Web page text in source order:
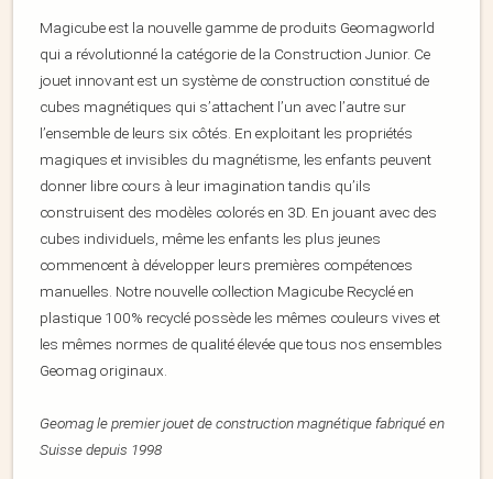
Magicube est la nouvelle gamme de produits Geomagworld
qui a révolutionné la catégorie de la Construction Junior. Ce
jouet innovant est un système de construction constitué de
cubes magnétiques qui s’attachent l’un avec l’autre sur
l’ensemble de leurs six côtés. En exploitant les propriétés
magiques et invisibles du magnétisme, les enfants peuvent
donner libre cours à leur imagination tandis qu’ils
construisent des modèles colorés en 3D. En jouant avec des
cubes individuels, même les enfants les plus jeunes
commencent à développer leurs premières compétences
manuelles. Notre nouvelle collection Magicube Recyclé en
plastique 100% recyclé possède les mêmes couleurs vives et
les mêmes normes de qualité élevée que tous nos ensembles
Geomag originaux.
Geomag le premier jouet de construction magnétique fabriqué en
Suisse depuis 1998